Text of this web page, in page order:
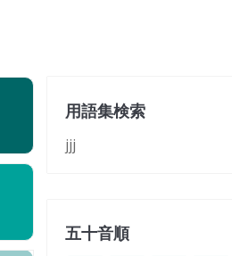
用語集検索
jjj
五十音順